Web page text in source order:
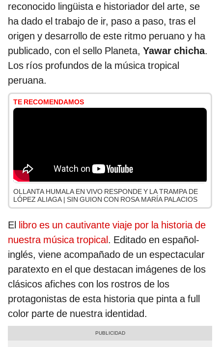
reconocido lingüista e historiador del arte, se
ha dado el trabajo de ir, paso a paso, tras el
origen y desarrollo de este ritmo peruano y ha
publicado, con el sello Planeta, Yawar chicha.
Los ríos profundos de la música tropical
peruana.
TE RECOMENDAMOS
OLLANTA HUMALA EN VIVO RESPONDE Y LA TRAMPA DE
LÓPEZ ALIAGA | SIN GUION CON ROSA MARÍA PALACIOS
El libro es un cautivante viaje por la historia de
nuestra música tropical. Editado en español-
inglés, viene acompañado de un espectacular
paratexto en el que destacan imágenes de los
clásicos afiches con los rostros de los
protagonistas de esta historia que pinta a full
color parte de nuestra identidad.